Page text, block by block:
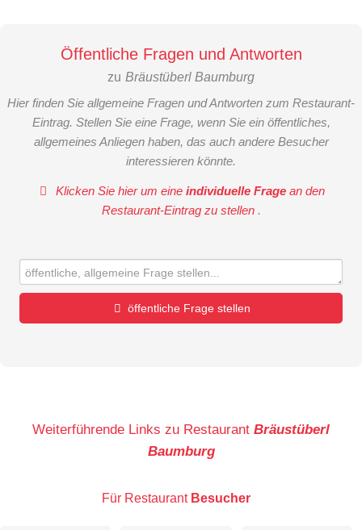
Öffentliche Fragen und Antworten
zu Bräustüberl Baumburg
Hier finden Sie allgemeine Fragen und Antworten zum Restaurant-
Eintrag. Stellen Sie eine Frage, wenn Sie ein öffentliches,
allgemeines Anliegen haben, das auch andere Besucher
interessieren könnte.
Klicken Sie hier um eineindividuelle Frage an den
Restaurant-Eintrag zu stellen .
öffentliche Frage stellen
Weiterführende Links zu Restaurant Bräustüberl
Baumburg
Für Restaurant Besucher